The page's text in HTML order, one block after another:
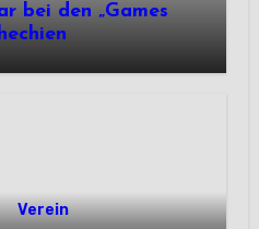
bei den „Games
Verein